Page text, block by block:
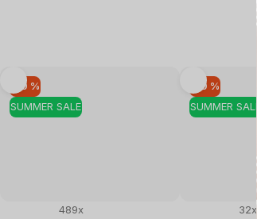
SUMMER SALE
–10 %
489x
SUMMER SALE
–10 %
32x